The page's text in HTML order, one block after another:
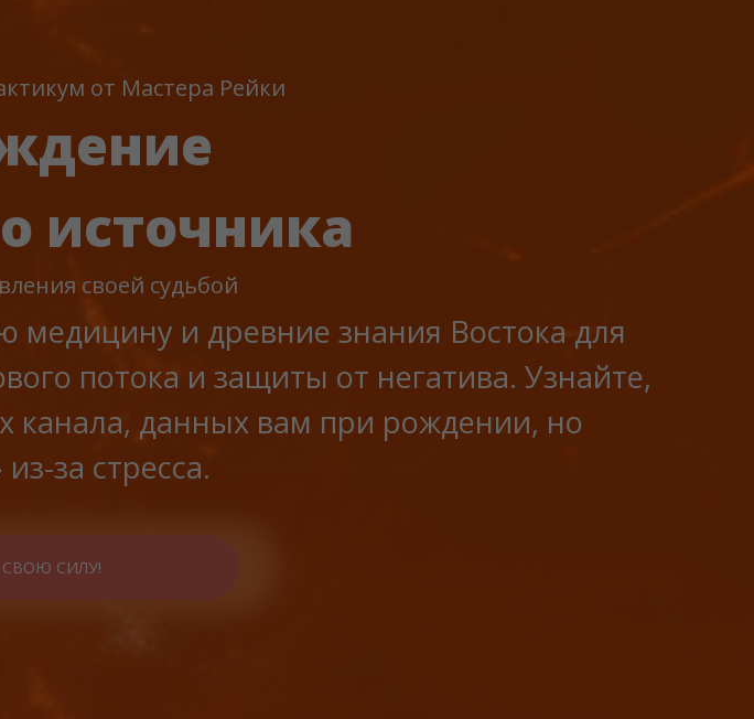
от Мастера Рейки
своей судьбой
и древние знания Востока для
потока и защиты от негатива. Узнайте,
канала, данных вам при рождении, но
за стресса.
источника
СВОЮ СИЛУ!